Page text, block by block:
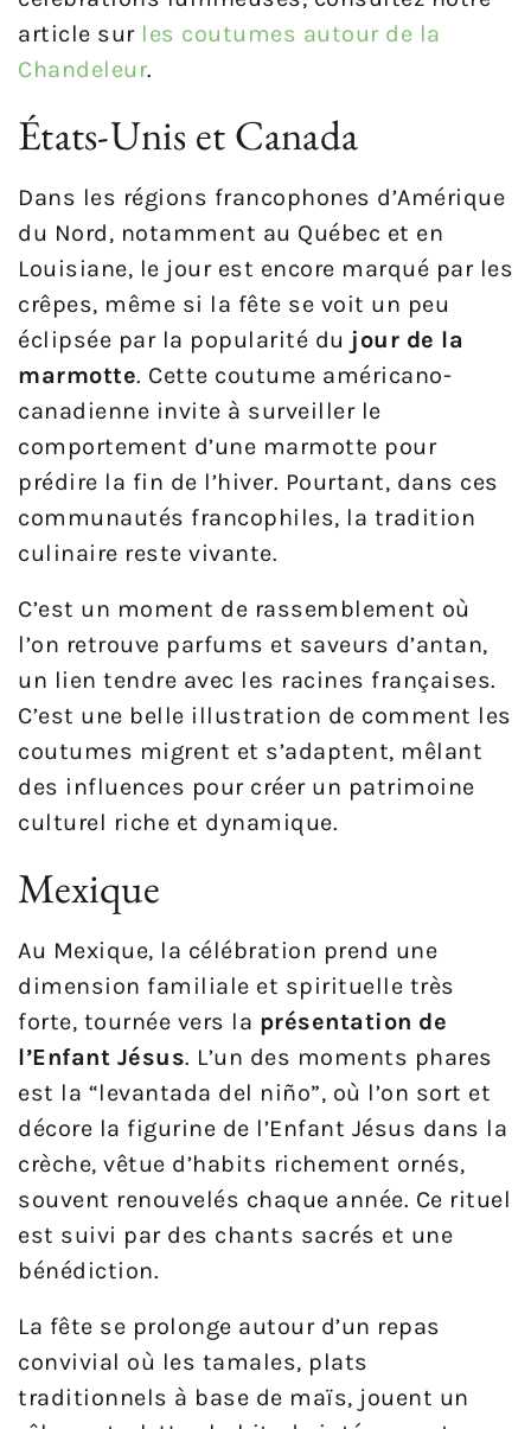
article sur les coutumes autour de la
Chandeleur.
États-Unis et Canada
Dans les régions francophones d’Amérique
du Nord, notamment au Québec et en
Louisiane, le jour est encore marqué par les
crêpes, même si la fête se voit un peu
éclipsée par la popularité du jour de la
marmotte. Cette coutume américano-
canadienne invite à surveiller le
comportement d’une marmotte pour
prédire la fin de l’hiver. Pourtant, dans ces
communautés francophiles, la tradition
culinaire reste vivante.
C’est un moment de rassemblement où
l’on retrouve parfums et saveurs d’antan,
un lien tendre avec les racines françaises.
C’est une belle illustration de comment les
coutumes migrent et s’adaptent, mêlant
des influences pour créer un patrimoine
culturel riche et dynamique.
Mexique
Au Mexique, la célébration prend une
dimension familiale et spirituelle très
forte, tournée vers la présentation de
l’Enfant Jésus. L’un des moments phares
est la “levantada del niño”, où l’on sort et
décore la figurine de l’Enfant Jésus dans la
crèche, vêtue d’habits richement ornés,
souvent renouvelés chaque année. Ce rituel
est suivi par des chants sacrés et une
bénédiction.
La fête se prolonge autour d’un repas
convivial où les tamales, plats
traditionnels à base de maïs, jouent un